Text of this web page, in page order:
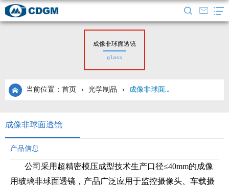
成像非球面透镜
glass
当前位置：首页 › 光学制品 › 成像非球面透镜
成像非球面透镜
产品信息
公司采用超精密模压成型技术生产口径≤40mm的成像
用玻璃非球面透镜，产品广泛应用于监控摄像头、车载摄